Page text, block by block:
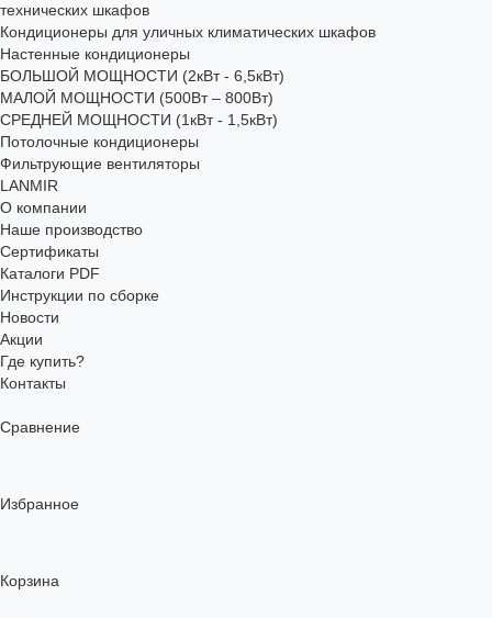
технических шкафов
Кондиционеры для уличных климатических шкафов
Настенные кондиционеры
БОЛЬШОЙ МОЩНОСТИ (2кВт - 6,5кВт)
МАЛОЙ МОЩНОСТИ (500Вт – 800Вт)
СРЕДНЕЙ МОЩНОСТИ (1кВт - 1,5кВт)
Потолочные кондиционеры
Фильтрующие вентиляторы
LANMIR
О компании
Наше производство
Сертификаты
Каталоги PDF
Инструкции по сборке
Новости
Акции
Где купить?
Контакты
Сравнение
Избранное
Корзина